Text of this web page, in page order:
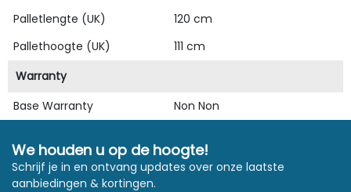
Palletlengte (UK)
120 cm
Pallethoogte (UK)
111 cm
Warranty
Base Warranty
Non Non
We houden u op de hoogte!
Schrijf je in en ontvang updates over onze laatste
aanbiedingen & kortingen.